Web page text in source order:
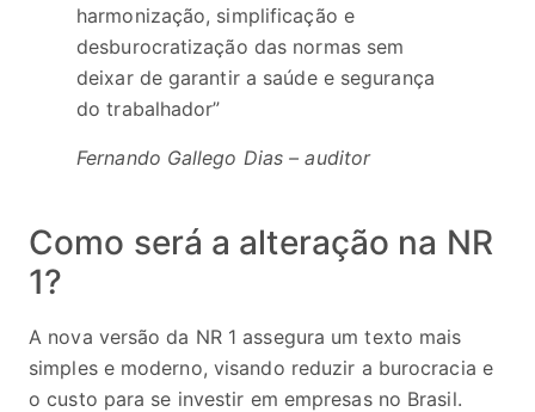
harmonização, simplificação e
desburocratização das normas sem
deixar de garantir a saúde e segurança
do trabalhador”
Fernando Gallego Dias – auditor
Como será a alteração na NR
1?
A nova versão da NR 1 assegura um texto mais
simples e moderno, visando reduzir a burocracia e
o custo para se investir em empresas no Brasil.